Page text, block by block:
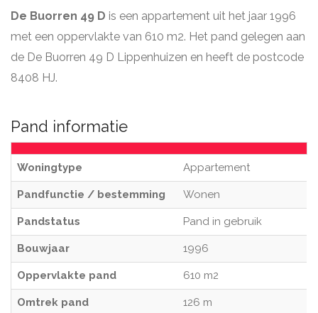
De Buorren 49 D is een appartement uit het jaar 1996
met een oppervlakte van 610 m2. Het pand gelegen aan
de De Buorren 49 D Lippenhuizen en heeft de postcode
8408 HJ.
Pand informatie
Woningtype Appartement
Pandfunctie / bestemming Wonen
Pandstatus Pand in gebruik
Bouwjaar 1996
Oppervlakte pand 610 m2
Omtrek pand 126 m